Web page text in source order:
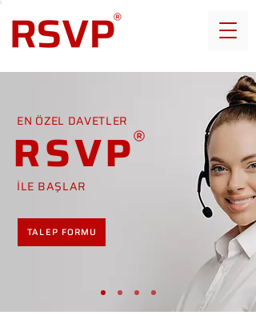
EN ÖZEL DAVETLER
RSVP
İLE BAŞLAR
TALEP FORMU